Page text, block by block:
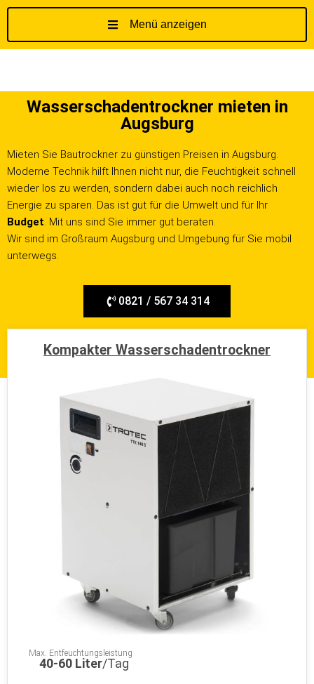
l
t
s
p
r
i
n
Menü anzeigen
Wasserschadentrockner mieten in
Augsburg
Mieten Sie Bautrockner zu günstigen Preisen in Augsburg.
Moderne Technik hilft Ihnen nicht nur, die Feuchtigkeit schnell
wieder los zu werden, sondern dabei auch noch reichlich
Energie zu sparen. Das ist gut für die Umwelt und für Ihr
Budget. Mit uns sind Sie immer gut beraten.
Wir sind im Großraum Augsburg und Umgebung für Sie mobil
unterwegs.
0821 / 567 34 314
augsburg@wir-machen-trocken.de
Kompakter Wasserschadentrockner
Max. Entfeuchtungsleistung
40-60 Liter/Tag